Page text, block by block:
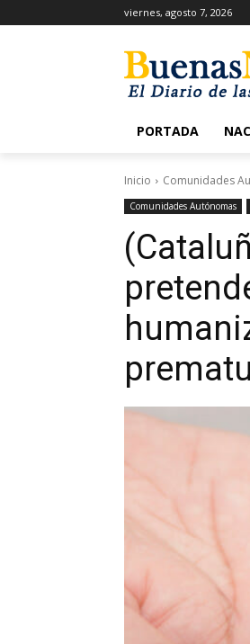
viernes, agosto 7, 2026
PORTADA
Inicio Comunidades
Comunidades Autónomas